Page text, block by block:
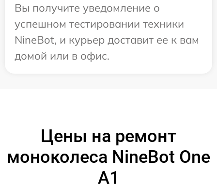
Вы получите уведомление о
успешном тестировании техники
NineBot, и курьер доставит ее к вам
домой или в офис.
Цены на ремонт
моноколеса NineBot One
A1